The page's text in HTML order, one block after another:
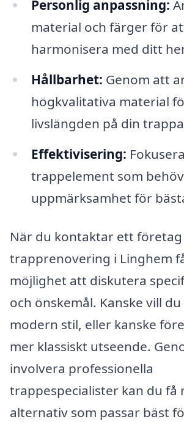
Personlig anpassning:
material och färger för
harmonisera med ditt
Hållbarhet: Genom att
högkvalitativa material
livslängden på din
Effektivisering:
trappelement som
uppmärksamhet för
När du kontaktar ett
trapprenovering i Linghem
möjlighet att diskutera
och önskemål. Kanske vill
modern stil, eller kanske
mer klassiskt utseende.
involvera professionella
trappespecialister kan du få
alternativ som passar bäst